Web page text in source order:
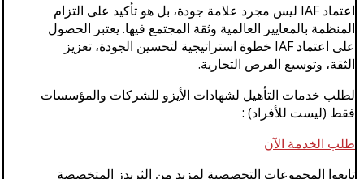
اعتماد IAF ليس مجرد علامة جودة، بل هو تأكيد على التزام
المنظمة بالمعايير العالمية وثقة المجتمع فيها. يعتبر الحصول
على اعتماد IAF خطوة استراتيجية لتحسين الجودة، تعزيز
الثقة، وتوسيع الفرص التجارية.
لطلب خدمات التأهيل لشهادات الأيزو للشركات والمؤسسات
فقط (ليست للأفراد) :
طلب الخدمة الآن
تابعوا المجموعات التخصصية لمزيد من الثريدز المتخصصة